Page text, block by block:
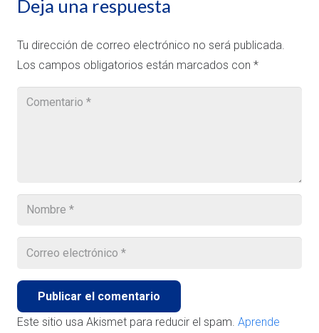
Deja una respuesta
Tu dirección de correo electrónico no será publicada.
Los campos obligatorios están marcados con *
Publicar el comentario
Este sitio usa Akismet para reducir el spam. Aprende